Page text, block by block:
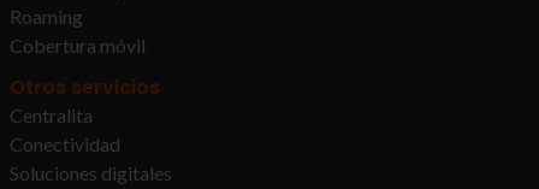
Roaming
Cobertura móvil
Otros servicios
Centralita
Conectividad
Soluciones digitales